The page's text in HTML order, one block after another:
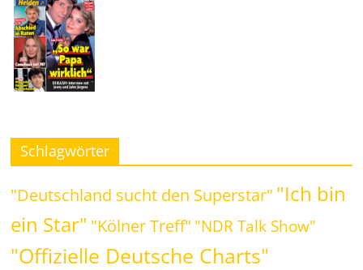
Schlagwörter
"Deutschland sucht den Superstar" "Ich bin
ein Star" "Kölner Treff" "NDR Talk Show"
"Offizielle Deutsche Charts"